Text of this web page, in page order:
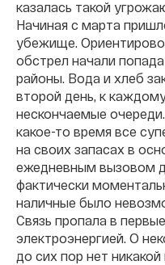
казалась такой
Начиная с марта
убежище.
обстрел начали
районы. Вода и хлеб
второй день, к
нескончаемые
какое-то время все
на своих запасах в
ежедневным вызовом
фактически
наличные было
Связь пропала в
электроэнергией. О
до сих пор нет